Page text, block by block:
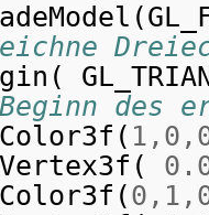
(
(
des
( 1 , 0 ,
(
(0 , 1 ,